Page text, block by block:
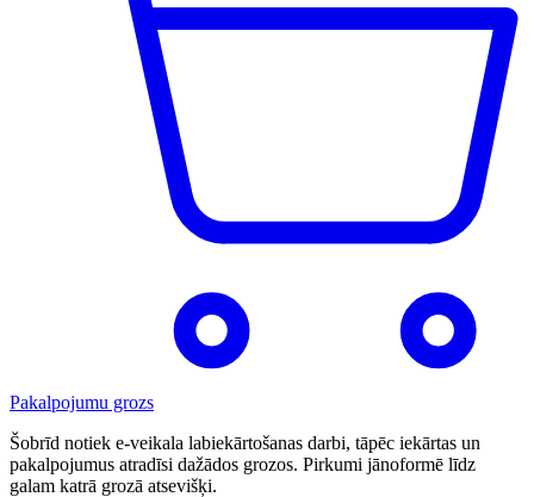
Pakalpojumu grozs
Šobrīd notiek e-veikala labiekārtošanas darbi, tāpēc iekārtas un
pakalpojumus atradīsi dažādos grozos. Pirkumi jānoformē līdz
galam katrā grozā atsevišķi.